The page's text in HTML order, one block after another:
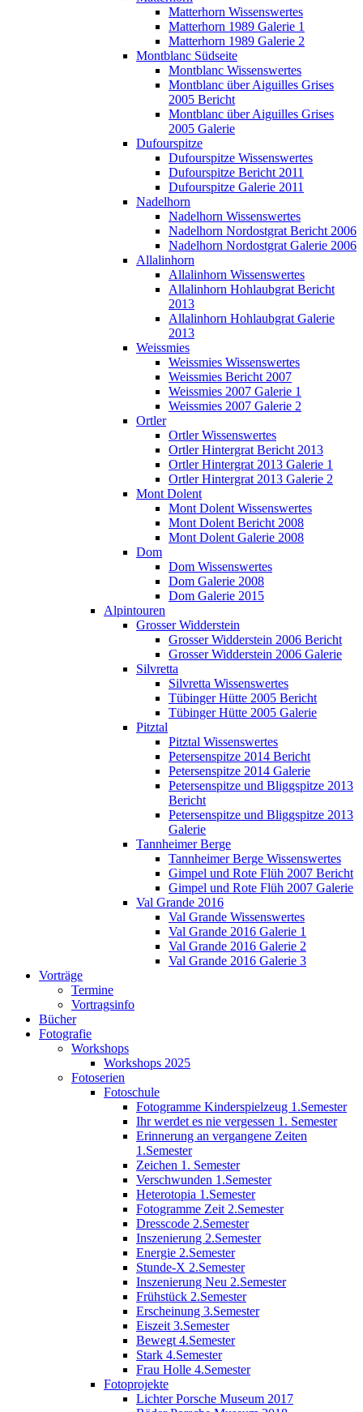
Matterhorn Wissenswertes
Matterhorn 1989 Galerie 1
Matterhorn 1989 Galerie 2
Montblanc Südseite
Montblanc Wissenswertes
Montblanc über Aiguilles Grises
2005 Bericht
Montblanc über Aiguilles Grises
2005 Galerie
Dufourspitze
Dufourspitze Wissenswertes
Dufourspitze Bericht 2011
Dufourspitze Galerie 2011
Nadelhorn
Nadelhorn Wissenswertes
Nadelhorn Nordostgrat Bericht 2006
Nadelhorn Nordostgrat Galerie 2006
Allalinhorn
Allalinhorn Wissenswertes
Allalinhorn Hohlaubgrat Bericht
2013
Allalinhorn Hohlaubgrat Galerie
2013
Weissmies
Weissmies Wissenswertes
Weissmies Bericht 2007
Weissmies 2007 Galerie 1
Weissmies 2007 Galerie 2
Ortler
Ortler Wissenswertes
Ortler Hintergrat Bericht 2013
Ortler Hintergrat 2013 Galerie 1
Ortler Hintergrat 2013 Galerie 2
Mont Dolent
Mont Dolent Wissenswertes
Mont Dolent Bericht 2008
Mont Dolent Galerie 2008
Dom
Dom Wissenswertes
Dom Galerie 2008
Dom Galerie 2015
Alpintouren
Grosser Widderstein
Grosser Widderstein 2006 Bericht
Grosser Widderstein 2006 Galerie
Silvretta
Silvretta Wissenswertes
Tübinger Hütte 2005 Bericht
Tübinger Hütte 2005 Galerie
Pitztal
Pitztal Wissenswertes
Petersenspitze 2014 Bericht
Petersenspitze 2014 Galerie
Petersenspitze und Bliggspitze 2013
Bericht
Petersenspitze und Bliggspitze 2013
Galerie
Tannheimer Berge
Tannheimer Berge Wissenswertes
Gimpel und Rote Flüh 2007 Bericht
Gimpel und Rote Flüh 2007 Galerie
Val Grande 2016
Val Grande Wissenswertes
Val Grande 2016 Galerie 1
Val Grande 2016 Galerie 2
Val Grande 2016 Galerie 3
Vorträge
Termine
Vortragsinfo
Bücher
Fotografie
Workshops
Workshops 2025
Fotoserien
Fotoschule
Fotogramme Kinderspielzeug 1.Semester
Ihr werdet es nie vergessen 1. Semester
Erinnerung an vergangene Zeiten
1.Semester
Zeichen 1. Semester
Verschwunden 1.Semester
Heterotopia 1.Semester
Fotogramme Zeit 2.Semester
Dresscode 2.Semester
Inszenierung 2.Semester
Energie 2.Semester
Stunde-X 2.Semester
Inszenierung Neu 2.Semester
Frühstück 2.Semester
Erscheinung 3.Semester
Eiszeit 3.Semester
Bewegt 4.Semester
Stark 4.Semester
Frau Holle 4.Semester
Fotoprojekte
Lichter Porsche Museum 2017